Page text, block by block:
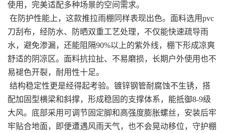
使用，完美适配多种场景的空间需求。
在防护性能上，这款推拉雨棚同样表现出色。面料选用pvc
刀刮布，经防水、防晒双重工艺处理，不仅能快速疏导雨
水，避免渗漏，还能阻隔90%以上的紫外线，棚下形成凉爽
舒适的阴凉区。面料抗拉扯、不易磨损，长期户外使用也不
易褪色开裂，耐用性十足。
结构稳定性更是经得起考验。镀锌钢管耐腐蚀不生锈，搭
配加固型横梁和斜撑，形成稳固的支撑体系，能抵御8-9级
大风。底部采用可调节固定脚和高强度膨胀螺丝，安装后牢
牢贴合地面，即便遭遇风雨天气，也不会晃动移位，守护棚